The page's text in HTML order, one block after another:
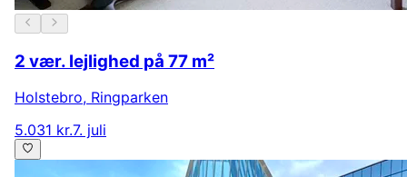
2 vær. lejlighed på 77 m²
Holstebro, Ringparken
5.031 kr.7. juli